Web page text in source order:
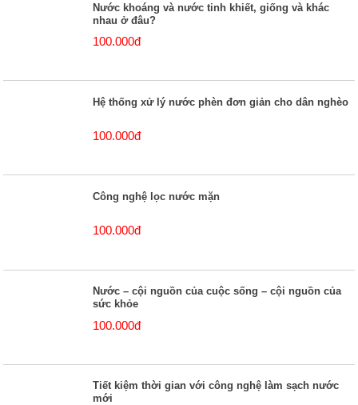
Nước khoáng và nước tinh khiết, giống và khác
nhau ở đâu?
100.000đ
Hệ thống xử lý nước phèn đơn giản cho dân nghèo
100.000đ
Công nghệ lọc nước mặn
100.000đ
Nước – cội nguồn của cuộc sống – cội nguồn của
sức khỏe
100.000đ
Tiết kiệm thời gian với công nghệ làm sạch nước
mới